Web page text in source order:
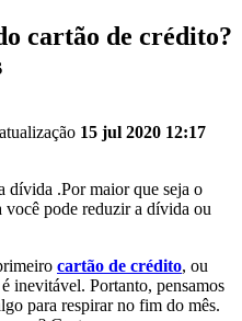
cartão de crédito?
15 jul 2020 12:17
dívida .Por maior que seja o
você pode reduzir a dívida ou
cartão de crédito, ou
inevitável. Portanto, pensamos
para respirar no fim do mês.